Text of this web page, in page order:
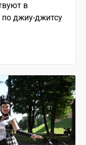
в
джиу-джитсу